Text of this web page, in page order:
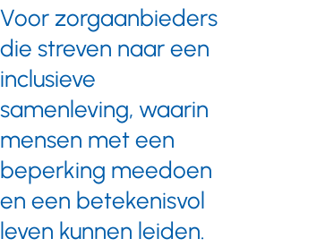
Voor zorgaanbieders
die streven naar een
inclusieve
samenleving, waarin
mensen met een
beperking meedoen
en een betekenisvol
leven kunnen leiden.